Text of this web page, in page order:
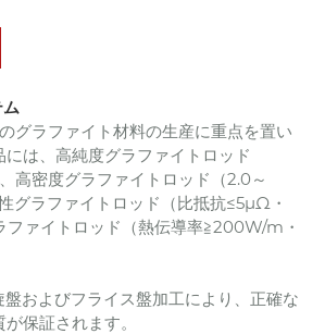
ム
グラファイト材料の生産に重点を置い
は、高純度グラファイトロッド
高密度グラファイトロッド（2.0～
グラファイトロッド（比抵抗≤5μΩ・
ファイトロッド（熱伝導率≧200W/m・
およびフライス盤加工により、正確な
保証されます。